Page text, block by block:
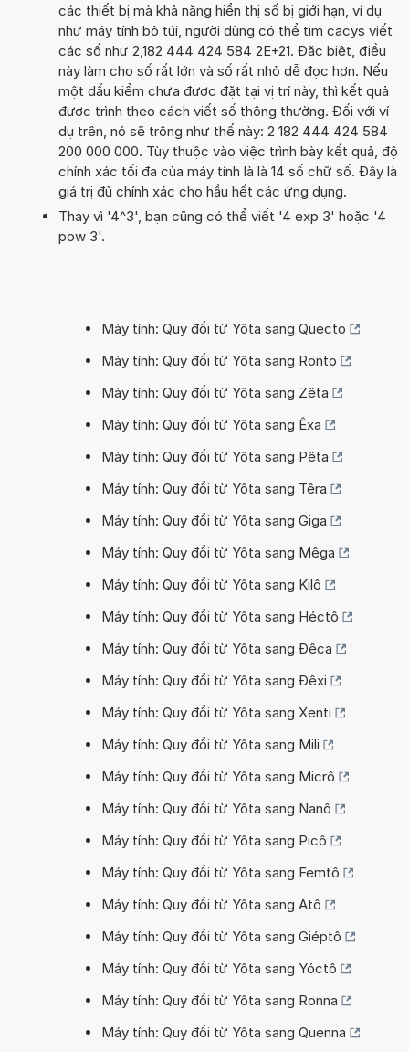
các thiết bị mà khả năng hiển thị số bị giới hạn, ví dụ
như máy tính bỏ túi, người dùng có thể tìm cacys viết
các số như 2,182 444 424 584 2E+21. Đặc biệt, điều
này làm cho số rất lớn và số rất nhỏ dễ đọc hơn. Nếu
một dấu kiểm chưa được đặt tại vị trí này, thì kết quả
được trình theo cách viết số thông thường. Đối với ví
dụ trên, nó sẽ trông như thế này: 2 182 444 424 584
200 000 000. Tùy thuộc vào việc trình bày kết quả, độ
chính xác tối đa của máy tính là là 14 số chữ số. Đây là
giá trị đủ chính xác cho hầu hết các ứng dụng.
Thay vì '4^3', bạn cũng có thể viết '4 exp 3' hoặc '4
pow 3'.
Máy tính: Quy đổi từ Yôta sang Quecto
Máy tính: Quy đổi từ Yôta sang Ronto
Máy tính: Quy đổi từ Yôta sang Zêta
Máy tính: Quy đổi từ Yôta sang Êxa
Máy tính: Quy đổi từ Yôta sang Pêta
Máy tính: Quy đổi từ Yôta sang Têra
Máy tính: Quy đổi từ Yôta sang Giga
Máy tính: Quy đổi từ Yôta sang Mêga
Máy tính: Quy đổi từ Yôta sang Kilô
Máy tính: Quy đổi từ Yôta sang Héctô
Máy tính: Quy đổi từ Yôta sang Đêca
Máy tính: Quy đổi từ Yôta sang Đêxi
Máy tính: Quy đổi từ Yôta sang Xenti
Máy tính: Quy đổi từ Yôta sang Mili
Máy tính: Quy đổi từ Yôta sang Micrô
Máy tính: Quy đổi từ Yôta sang Nanô
Máy tính: Quy đổi từ Yôta sang Picô
Máy tính: Quy đổi từ Yôta sang Femtô
Máy tính: Quy đổi từ Yôta sang Atô
Máy tính: Quy đổi từ Yôta sang Giéptô
Máy tính: Quy đổi từ Yôta sang Yóctô
Máy tính: Quy đổi từ Yôta sang Ronna
Máy tính: Quy đổi từ Yôta sang Quenna